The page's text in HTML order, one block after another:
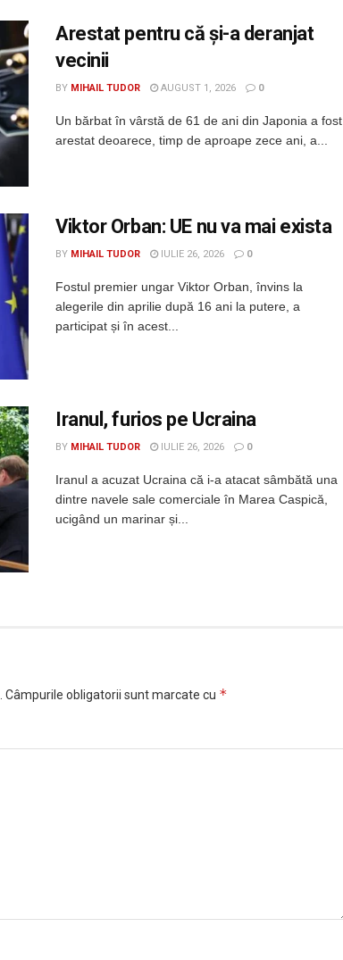
Arestat pentru că și-a deranjat
vecinii
BY MIHAIL TUDOR AUGUST 1, 2026 0
Un bărbat în vârstă de 61 de ani din Japonia a fost
arestat deoarece, timp de aproape zece ani, a...
Viktor Orban: UE nu va mai exista
BY MIHAIL TUDOR IULIE 26, 2026 0
Fostul premier ungar Viktor Orban, învins la
alegerile din aprilie după 16 ani la putere, a
participat și în acest...
Iranul, furios pe Ucraina
BY MIHAIL TUDOR IULIE 26, 2026 0
Iranul a acuzat Ucraina că i-a atacat sâmbătă una
dintre navele sale comerciale în Marea Caspică,
ucigând un marinar și...
Câmpurile obligatorii sunt marcate cu *